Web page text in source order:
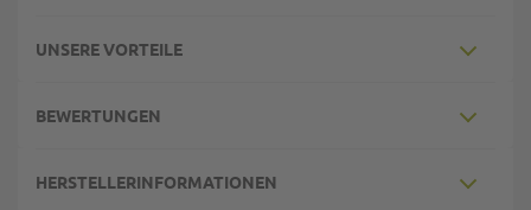
UNSERE VORTEILE
BEWERTUNGEN
HERSTELLERINFORMATIONEN